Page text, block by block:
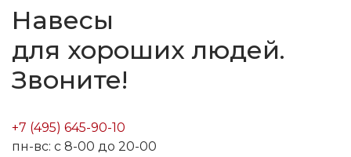
Навесы
для хороших людей.
Звоните!
+7 (495) 645-90-10
пн-вс: с 8-00 до 20-00